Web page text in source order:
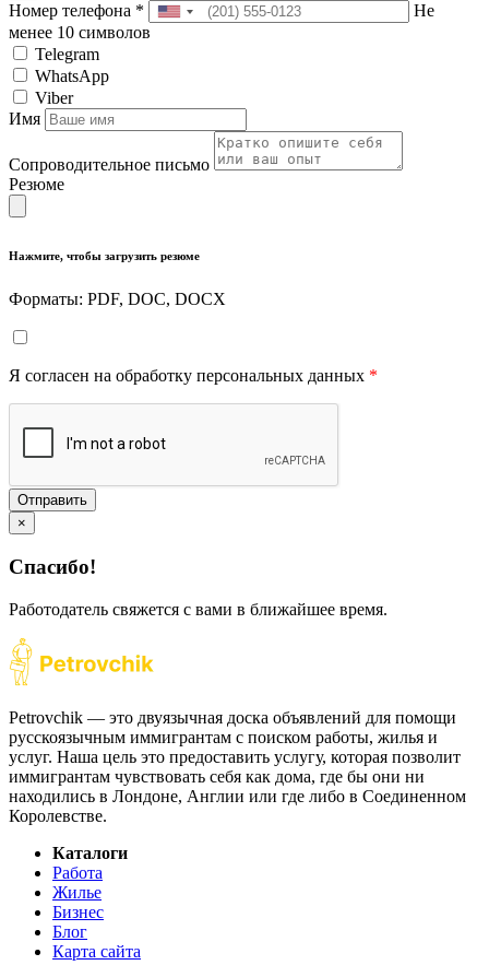
Номер телефона *
Не
менее 10 символов
Telegram
WhatsApp
Viber
Имя
Сопроводительное письмо
Резюме
Нажмите, чтобы загрузить резюме
Форматы: PDF, DOC, DOCX
Я согласен на обработку персональных данных *
Отправить
×
Спасибо!
Работодатель свяжется с вами в ближайшее время.
Petrovchik — это двуязычная доска объявлений для помощи
русскоязычным иммигрантам с поиском работы, жилья и
услуг. Наша цель это предоставить услугу, которая позволит
иммигрантам чувствовать себя как дома, где бы они ни
находились в Лондоне, Англии или где либо в Соединенном
Королевстве.
Каталоги
Работа
Жилье
Бизнес
Блог
Карта сайта